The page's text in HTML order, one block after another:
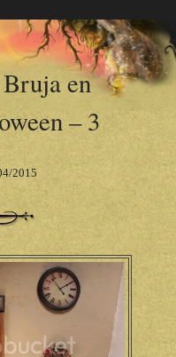
en
– 3
2015